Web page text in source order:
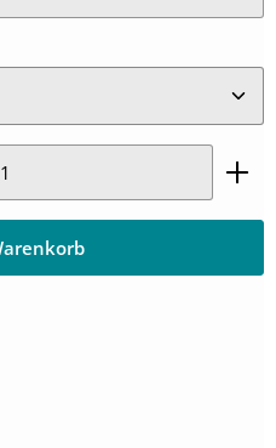
Wert ein